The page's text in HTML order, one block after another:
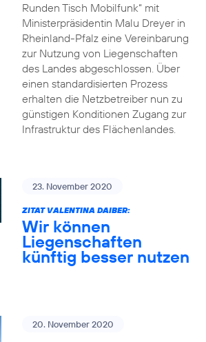
Runden Tisch Mobilfunk“ mit
Ministerpräsidentin Malu Dreyer in
Rheinland-Pfalz eine Vereinbarung
zur Nutzung von Liegenschaften
des Landes abgeschlossen. Über
einen standardisierten Prozess
erhalten die Netzbetreiber nun zu
günstigen Konditionen Zugang zur
Infrastruktur des Flächenlandes.
23. November 2020
ZITAT VALENTINA DAIBER:
Wir können
Liegenschaften
künftig besser nutzen
20. November 2020